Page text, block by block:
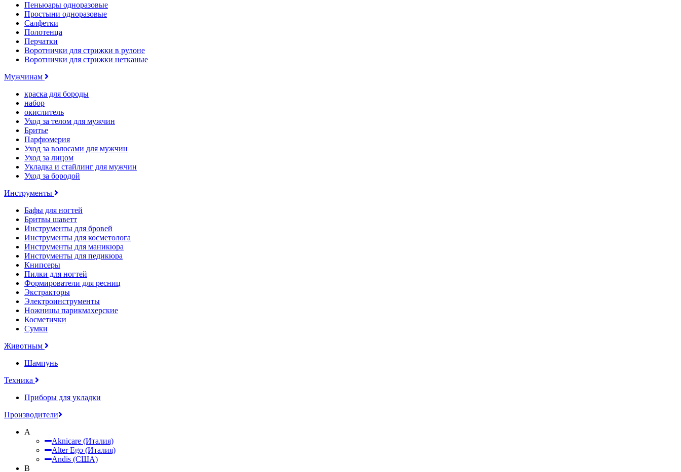
Пеньюары одноразовые
Простыни одноразовые
Салфетки
Полотенца
Перчатки
Воротнички для стрижки в рулоне
Воротнички для стрижки нетканые
Мужчинам
краска для бороды
набор
окислитель
Уход за телом для мужчин
Бритье
Парфюмерия
Уход за волосами для мужчин
Уход за лицом
Укладка и стайлинг для мужчин
Уход за бородой
Инструменты
Бафы для ногтей
Бритвы шаветт
Инструменты для бровей
Инструменты для косметолога
Инструменты для маникюра
Инструменты для педикюра
Книпсеры
Пилки для ногтей
Формирователи для ресниц
Экстракторы
Электроинструменты
Ножницы парикмахерские
Косметички
Сумки
Животным
Шампунь
Техника
Приборы для укладки
Производители
A
Aknicare (Италия)
Alter Ego (Италия)
Andis (США)
B